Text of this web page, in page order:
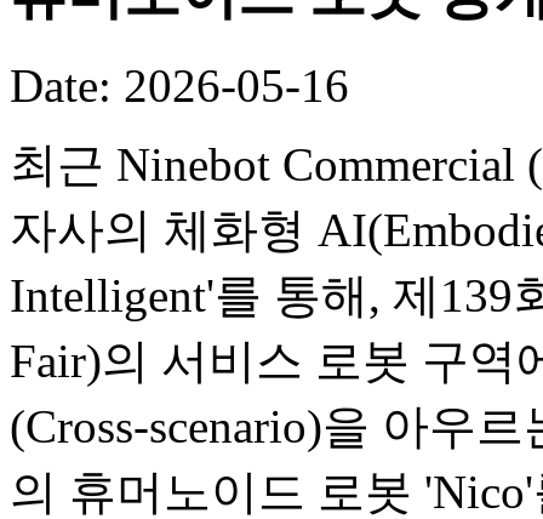
Date: 2026-05-16
최근 Ninebot Commercial
자사의 체화형
Intelligent'를 통해, 제139
Fair)의 서비스 로봇 구역
(Cross-scenario)을 아우
의 휴머노이드 로봇